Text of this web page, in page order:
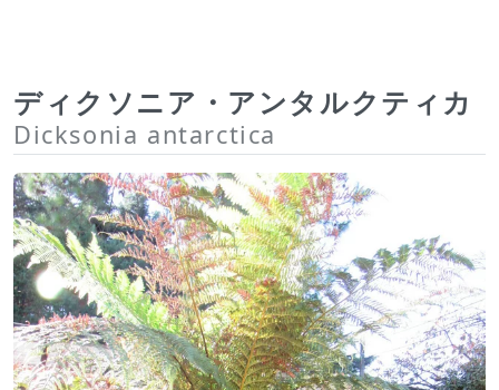
ディクソニア・アンタルクティカ
Dicksonia antarctica